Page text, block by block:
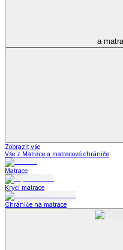
a
Zobrazit vše
Vše z Matrace a matracové chrániče
Matrace
Krycí matrace
Chrániče na matrace